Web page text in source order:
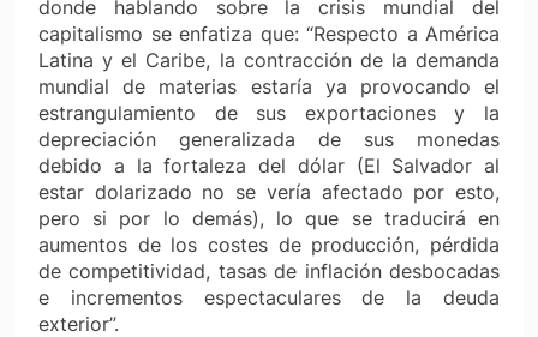
donde hablando sobre la crisis mundial del
capitalismo se enfatiza que: “Respecto a América
Latina y el Caribe, la contracción de la demanda
mundial de materias estaría ya provocando el
estrangulamiento de sus exportaciones y la
depreciación generalizada de sus monedas
debido a la fortaleza del dólar (El Salvador al
estar dolarizado no se vería afectado por esto,
pero si por lo demás), lo que se traducirá en
aumentos de los costes de producción, pérdida
de competitividad, tasas de inflación desbocadas
e incrementos espectaculares de la deuda
exterior”.